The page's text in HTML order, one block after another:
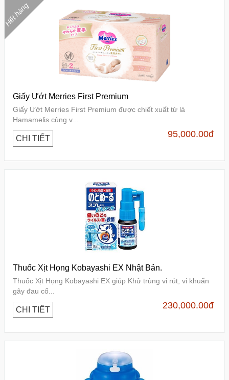
Hết hàng
Giấy Ướt Merries First Premium
Giấy Ướt Merries First Premium được chiết xuất từ lá
Hamamelis cùng v...
CHI TIẾT 95,000.00đ
Thuốc Xịt Họng Kobayashi EX Nhật Bản.
Thuốc Xịt Họng Kobayashi EX giúp Khử trùng vi rút, vi khuẩn
gây đau cổ...
CHI TIẾT 230,000.00đ